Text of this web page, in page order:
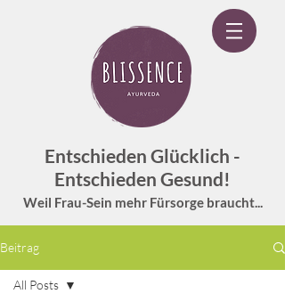
Entschieden Glücklich -
Entschieden Gesund!
Weil Frau-Sein mehr Fürsorge braucht...
Beitrag
All Posts